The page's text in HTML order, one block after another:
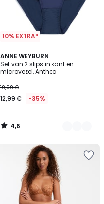
10% EXTRA*
ANNE WEYBURN
Set van 2 slips in kant en
microvezel, Anthea
19,99 €
12,99 € -35%
4,6
/ 5
2
Kleuren
4,6
/